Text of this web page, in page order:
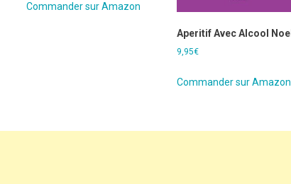
Commander sur Amazon
Aperitif Avec Alcool Noel
9,95€
Commander sur Amazon